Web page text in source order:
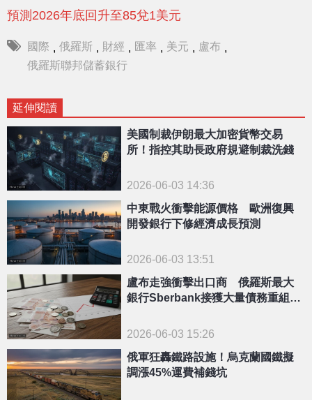
預測2026年底回升至85兌1美元
國際 , 俄羅斯 , 財經 , 匯率 , 美元 , 盧布 ,
俄羅斯聯邦儲蓄銀行
延伸閱讀
美國制裁伊朗最大加密貨幣交易
所！指控其助長政府規避制裁洗錢
2026-06-03 14:36
中東戰火衝擊能源價格 歐洲復興
開發銀行下修經濟成長預測
2026-06-03 13:51
盧布走強衝擊出口商 俄羅斯最大
銀行Sberbank接獲大量債務重組申
2026-06-03 15:26
俄軍狂轟鐵路設施！烏克蘭國鐵擬
調漲45%運費補錢坑